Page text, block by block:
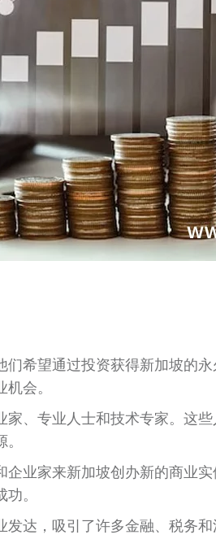
们希望通过投资获得新加坡的
会。
、专业人士和技术专家。这
业家来新加坡创办新的商业
。
达，吸引了许多金融、税务